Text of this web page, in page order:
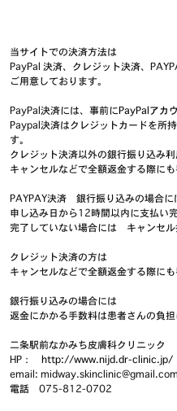
当サイトでの決済方法は
PayPal 決済、クレジット決済、
ご用意しております。
PayPal決済には、事前にPayPalアカ
Paypal決済はクレジットカードを所
す。
クレジット決済以外の銀行振り込み
キャンセルなどで全額返金する際に
PAYPAY決済 銀行振り込みの場合に
申し込み日から12時間以内に支払い
完了していない場合には キャンセル
クレジット決済の方は
キャンセルなどで全額返金する際に
銀行振り込みの場合には
返金にかかる手数料は患者さんの負
二条駅前なかみち皮膚科クリニック
HP： http://www.nijd.dr-clinic.jp/
email: midway.skinclinic@gmail.com
電話 075-812-0702